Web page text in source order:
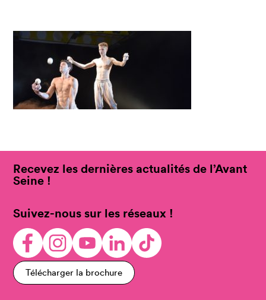
Recevez les dernières actualités de l’Avant
Seine !
Suivez-nous sur les réseaux !
Télécharger la brochure